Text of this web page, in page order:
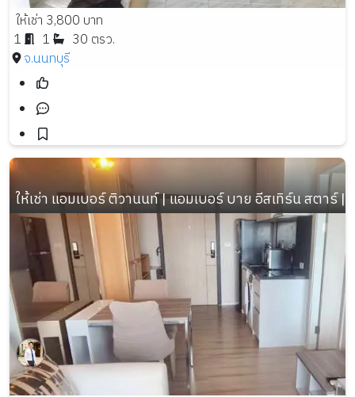
ให้เช่า 3,800 บาท
1
1
30 ตรว.
จ.นนทบุรี
ให้เช่า แอมเบอร์ ติวานนท์ | แอมเบอร์ บาย อีสเทิร์น สตาร์